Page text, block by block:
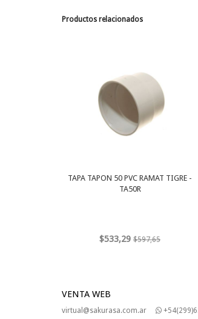
Productos relacionados
TAPA TAPON 50 PVC RAMAT TIGRE -
TA50R
$533,29 $597,65
VENTA WEB
virtual@sakurasa.com.ar